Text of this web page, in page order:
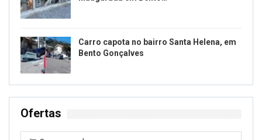
Carro capota no bairro Santa Helena, em
Bento Gonçalves
Ofertas